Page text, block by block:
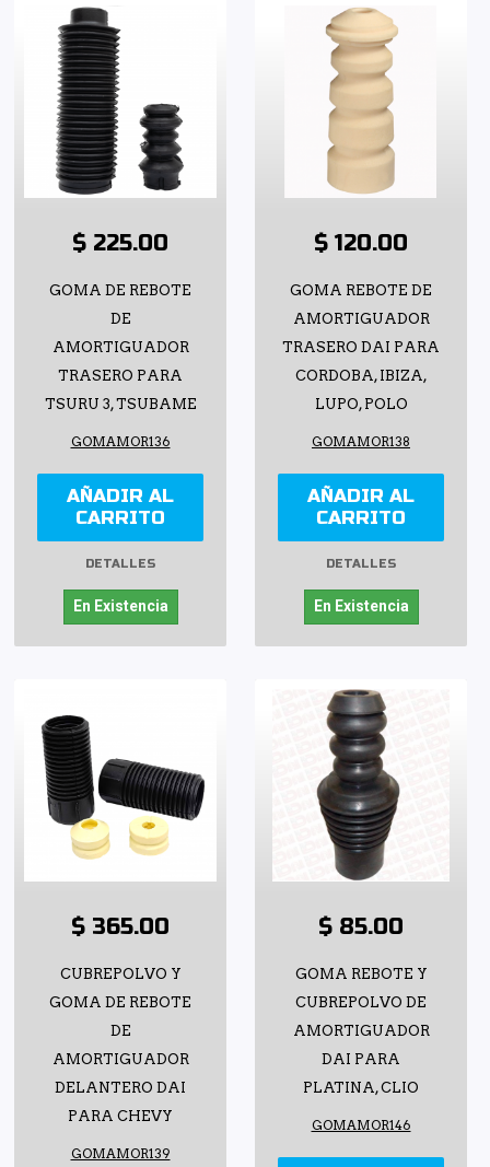
$ 225.00
GOMA DE REBOTE
DE
AMORTIGUADOR
TRASERO PARA
TSURU 3, TSUBAME
GOMAMOR136
AÑADIR AL
CARRITO
DETALLES
En Existencia
$ 120.00
GOMA REBOTE DE
AMORTIGUADOR
TRASERO DAI PARA
CORDOBA, IBIZA,
LUPO, POLO
GOMAMOR138
AÑADIR AL
CARRITO
DETALLES
En Existencia
$ 365.00
CUBREPOLVO Y
GOMA DE REBOTE
DE
AMORTIGUADOR
DELANTERO DAI
PARA CHEVY
GOMAMOR139
$ 85.00
GOMA REBOTE Y
CUBREPOLVO DE
AMORTIGUADOR
DAI PARA
PLATINA, CLIO
GOMAMOR146